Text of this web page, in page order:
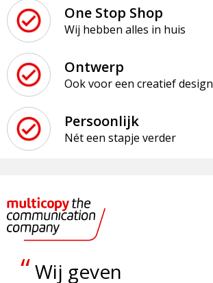
One Stop Shop
Wij hebben alles in huis
Ontwerp
Ook voor een creatief design
Persoonlijk
Nét een stapje verder
“Wij geven